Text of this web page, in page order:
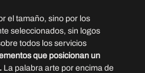
el tamaño, sino por los
seleccionados, sin logos
todos los servicios
que posicionan un
La palabra arte por encima de